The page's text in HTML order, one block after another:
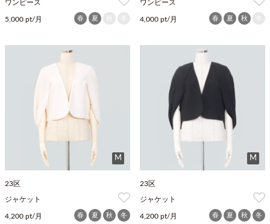
ワンピース
5,000 pt/月 春 夏
ワンピース
4,000 pt/月 春 夏 秋
M
23区
ジャケット
4,200 pt/月 春 夏 秋 冬
M
23区
ジャケット
4,200 pt/月 春 夏 秋 冬